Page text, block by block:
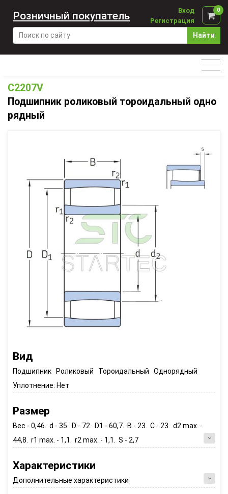
Найти
Вход
Регистрация
0
Розничный покупатель
C2207V
Подшипник роликовый тороидальный одно
рядный
Вид
Подшипник Роликовый Тороидальный Однорядный
Уплотнение: Нет
Размер
Вес - 0,46. d - 35. D - 72. D1 - 60,7. B - 23. C - 23. d2 max. -
44,8. r1 max. - 1,1. r2 max. - 1,1. S - 2,7
Характеристики
Дополнительные характеристики